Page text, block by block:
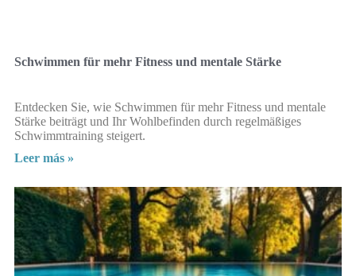
Schwimmen für mehr Fitness und mentale Stärke
Entdecken Sie, wie Schwimmen für mehr Fitness und mentale
Stärke beiträgt und Ihr Wohlbefinden durch regelmäßiges
Schwimmtraining steigert.
Leer más »